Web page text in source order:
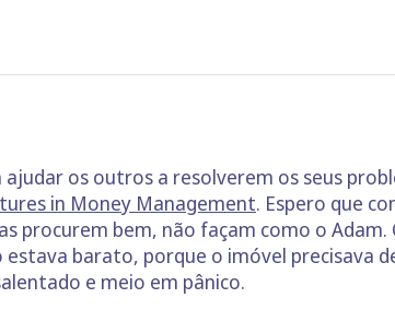
os outros a resolverem os seus
in Money Management. Espero que
procurem bem, não façam como o
barato, porque o imóvel precisava
e meio em pânico.